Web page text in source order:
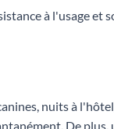
à l'usage et
nuits à
De